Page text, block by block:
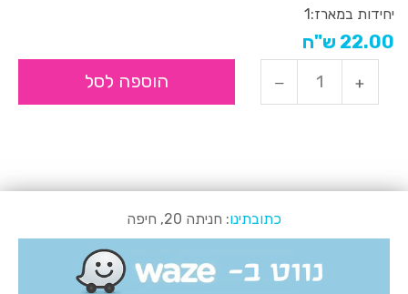
יחידות במארז:1
22.00 ש"ח
הוספה לסל
כתובתינו: חניתה 20, חיפה